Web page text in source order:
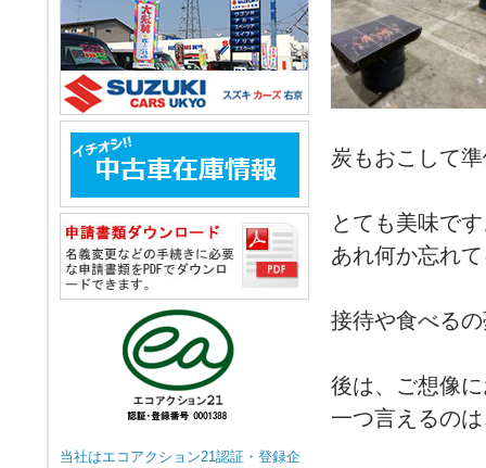
当社はエコアクション21認証・登録企
炭もおこして
とても美味で
あれ何か忘れ
接待や食べる
後は、ご想像
一つ言えるの